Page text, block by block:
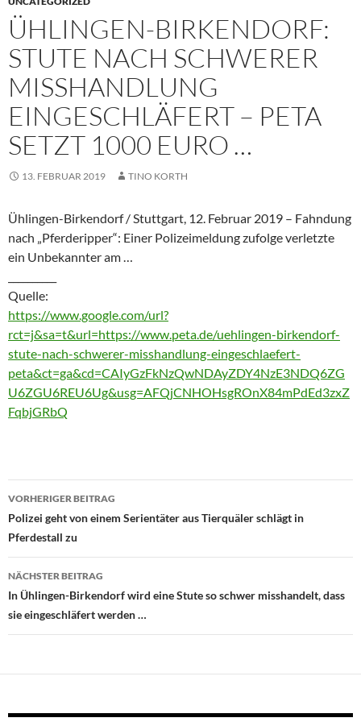
ÜHLINGEN-BIRKENDORF:
STUTE NACH SCHWERER
MISSHANDLUNG
EINGESCHLÄFERT – PETA
SETZT 1000 EURO …
13. FEBRUAR 2019 TINO KORTH
Ühlingen-Birkendorf / Stuttgart, 12. Februar 2019 – Fahndung
nach „Pferderipper“: Einer Polizeimeldung zufolge verletzte
ein Unbekannter am …
Quelle:
https://www.google.com/url?
rct=j&sa=t&url=https://www.peta.de/uehlingen-birkendorf-
stute-nach-schwerer-misshandlung-eingeschlaefert-
peta&ct=ga&cd=CAIyGzFkNzQwNDAyZDY4NzE3NDQ6ZG
U6ZGU6REU6Ug&usg=AFQjCNHOHsgROnX84mPdEd3zxZ
FqbjGRbQ
Beitragsnavigation
VORHERIGER BEITRAG
Polizei geht von einem Serientäter aus Tierquäler schlägt in
Pferdestall zu
NÄCHSTER BEITRAG
In Ühlingen-Birkendorf wird eine Stute so schwer misshandelt, dass
sie eingeschläfert werden …